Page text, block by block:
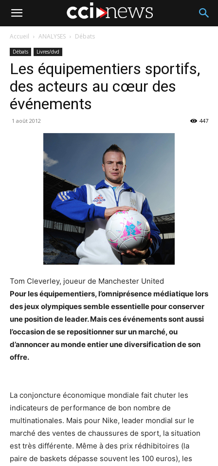
Accueil ANALYSES Débats
Débats Livres/dvd
Les équipementiers sportifs,
des acteurs au cœur des
événements
1 août 2012 447
Tom Cleverley, joueur de Manchester United
Pour les équipementiers, l’omniprésence médiatique lors
des jeux olympiques semble essentielle pour conserver
une position de leader. Mais ces événements sont aussi
l’occasion de se repositionner sur un marché, ou
d’annoncer au monde entier une diversification de son
offre.
La conjoncture économique mondiale fait chuter les
indicateurs de performance de bon nombre de
multinationales. Mais pour Nike, leader mondial sur le
marché des ventes de chaussures de sport, la situation
est très différente. Même à des prix rédhibitoires (la
paire de baskets dépasse souvent les 100 euros), les